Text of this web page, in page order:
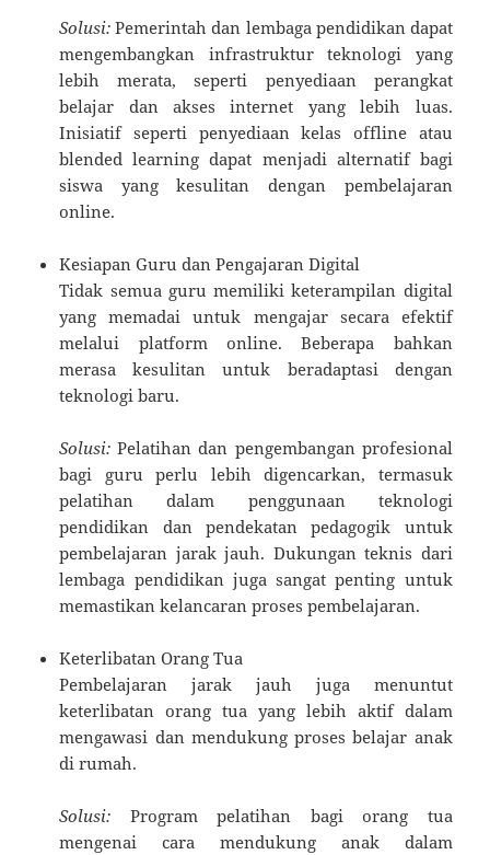
Solusi: Pemerintah dan lembaga pendidikan dapat
mengembangkan infrastruktur teknologi yang
lebih merata, seperti penyediaan perangkat
belajar dan akses internet yang lebih luas.
Inisiatif seperti penyediaan kelas offline atau
blended learning dapat menjadi alternatif bagi
siswa yang kesulitan dengan pembelajaran
online.
Kesiapan Guru dan Pengajaran Digital
Tidak semua guru memiliki keterampilan digital
yang memadai untuk mengajar secara efektif
melalui platform online. Beberapa bahkan
merasa kesulitan untuk beradaptasi dengan
teknologi baru.
Solusi: Pelatihan dan pengembangan profesional
bagi guru perlu lebih digencarkan, termasuk
pelatihan dalam penggunaan teknologi
pendidikan dan pendekatan pedagogik untuk
pembelajaran jarak jauh. Dukungan teknis dari
lembaga pendidikan juga sangat penting untuk
memastikan kelancaran proses pembelajaran.
Keterlibatan Orang Tua
Pembelajaran jarak jauh juga menuntut
keterlibatan orang tua yang lebih aktif dalam
mengawasi dan mendukung proses belajar anak
di rumah.
Solusi: Program pelatihan bagi orang tua
mengenai cara mendukung anak dalam